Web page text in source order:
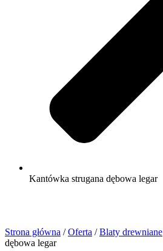
Kantówka strugana dębowa legar
Strona główna /Oferta /Blaty drewniane
dębowa legar